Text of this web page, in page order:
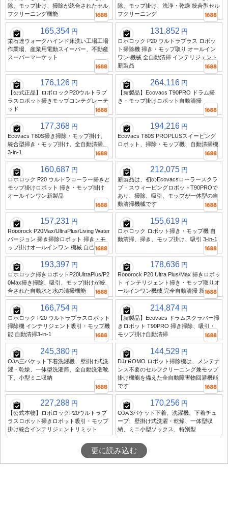
除、モップ掛け、掃除が統合されたセル
フクリーニング機能
除、モップ掛け、洗浄・乾燥 統合型セル
フクリーニング
165,354 円
栄石達ウォークハインド床洗い工場工場
作業場、産業用電動スイーパー、不動産
スーパーマーケット
131,852 円
ロボロック P20 ウルトラプラス ロボッ
ト掃除機 掃き・モップ取り オールイン
ワン 機械 全自動清掃 インテリジェント
新製品
176,126 円
【公式正品】ロボロックP20ウルトラプ
ラスロボット掃きモップコンテグレーテ
ッド
264,116 円
【新製品】Ecovacs T90PRO ドラム掃
き・モップ掛けロボット自動清掃
177,368 円
Ecovacs T80S掃き掃除・モップ掛け、
統合型掃き・モップ掛け、全自動清掃、
3-in-1
194,216 円
Ecovacs T80S PROPLUSスイーピング
ロボット、掃除・モップ機、自動清掃機
160,687 円
ロボロック P20 ウルトラローラー掃きと
モップ掛けロボット 掃き・モップ掛け
オールインワン新製品
212,075 円
新製品は、初のEcovacsローラースクラ
ブ・スウィーピングロボットT90PROで
あり、掃除、吸引、モップが一体型の自
動清掃機械です
157,231 円
Roborock P20Max/UltraPlus/Living Water
バージョン 掃き掃除ロボット 掃き・モ
ップ掛けオールインワン 機械 自己清掃
155,619 円
ロボロック ロボット掃き・モップ機 自
動清掃、掃き、モップ掛け、吸引 3-in-1
193,397 円
ロボロック掃きロボットP20UltraPlus/P2
0Max掃き掃除、吸引、モップ掛けが統
合された自動水と水の清掃機能
178,636 円
Roborock P20 Ultra Plus/Max 掃きロボッ
ト インテリジェント掃き・モップ取りオ
ールインワン機械 完全自動清掃 新製品
166,754 円
ロボロック P20 ウルトラプラスロボット
掃除機 インテリジェント吸引・モップ機
能 自動清掃3-in-1
214,874 円
【新製品】Ecovacs ドラムスクラバー掃
きロボット T90PRO 掃き掃除、吸引・
モップ掛け自動清掃
245,380 円
OJA三バケット下着洗濯機、壁掛け式洗
濯・乾燥、一体型洗濯筒、全自動洗濯靴
下、小型ミニ収納
144,529 円
DJI ROMO ロボット掃除機は、メンテナ
ンス不要のセルフクリーニング兼モップ
掛け機能を備えた全自動障害物回避機能
です
227,288 円
【公式本物】ロボロックP20ウルトラプ
ラスロボット掃きロボット吸引・モップ
掛け統合インテリジェントリミット
170,256 円
OJA 3バケット下着、洗濯機、下着チュ
ーブ、壁掛け式洗濯・乾燥、一体型収
納、ミニ小型ソックス、特別型
更に読み込む